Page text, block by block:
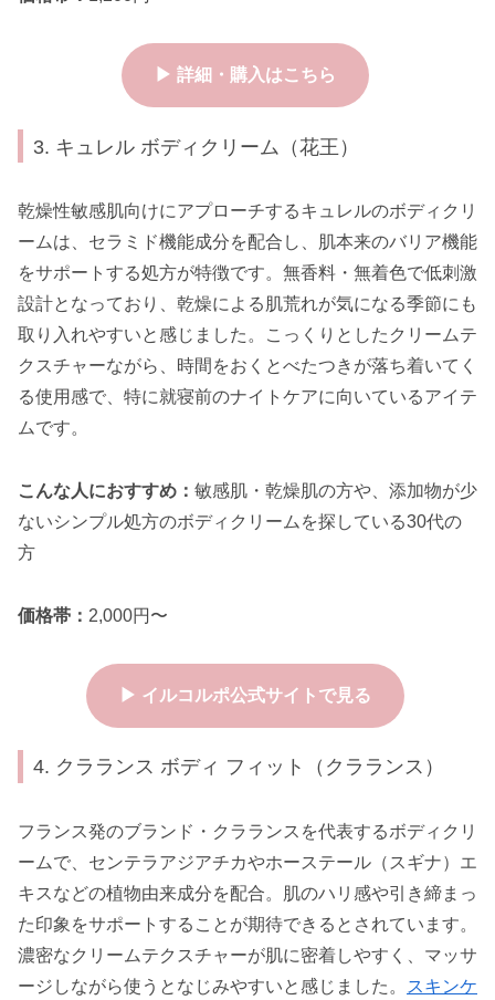
▶ 詳細・購入はこちら
3. キュレル ボディクリーム（花王）
乾燥性敏感肌向けにアプローチするキュレルのボディクリ
ームは、セラミド機能成分を配合し、肌本来のバリア機能
をサポートする処方が特徴です。無香料・無着色で低刺激
設計となっており、乾燥による肌荒れが気になる季節にも
取り入れやすいと感じました。こっくりとしたクリームテ
クスチャーながら、時間をおくとべたつきが落ち着いてく
る使用感で、特に就寝前のナイトケアに向いているアイテ
ムです。
こんな人におすすめ： 敏感肌・乾燥肌の方や、添加物が少
ないシンプル処方のボディクリームを探している30代の
方
価格帯： 2,000円〜
▶ イルコルポ公式サイトで見る
4. クラランス ボディ フィット（クラランス）
フランス発のブランド・クラランスを代表するボディクリ
ームで、センテラアジアチカやホーステール（スギナ）エ
キスなどの植物由来成分を配合。肌のハリ感や引き締まっ
た印象をサポートすることが期待できるとされています。
濃密なクリームテクスチャーが肌に密着しやすく、マッサ
ージしながら使うとなじみやすいと感じました。
スキンケ